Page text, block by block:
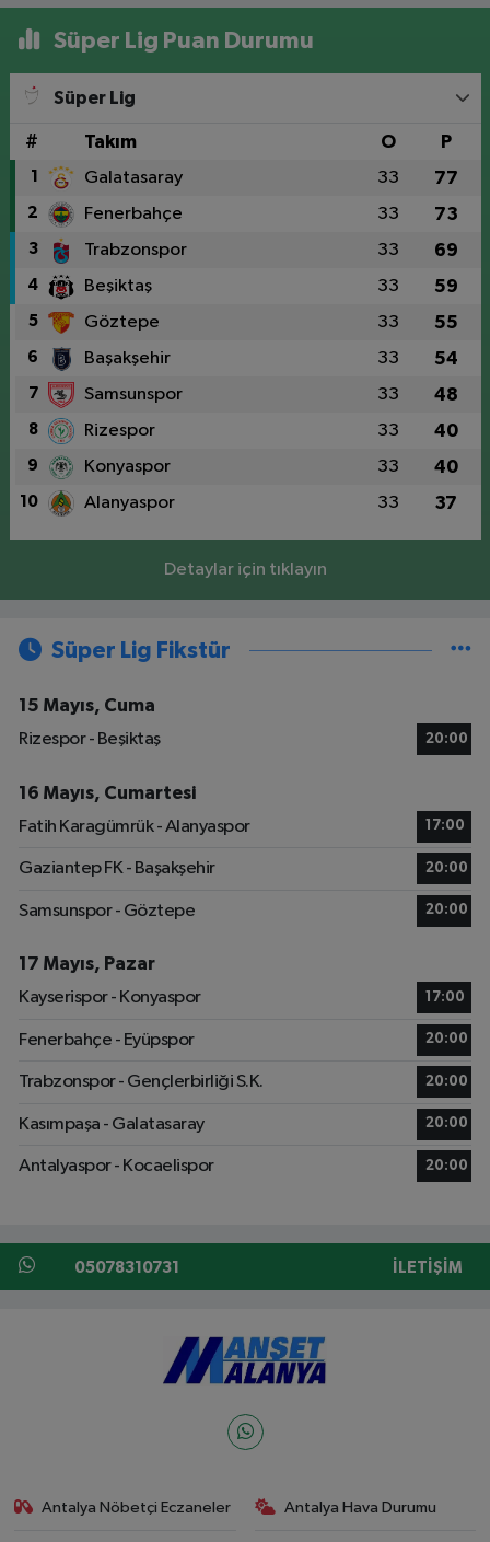
Süper Lig Puan Durumu
Süper Lig
# Takım O P
1 Galatasaray 33 77
2 Fenerbahçe 33 73
3 Trabzonspor 33 69
4 Beşiktaş 33 59
5 Göztepe 33 55
6 Başakşehir 33 54
7 Samsunspor 33 48
8 Rizespor 33 40
9 Konyaspor 33 40
10 Alanyaspor 33 37
Detaylar için tıklayın
Süper Lig Fikstür
15 Mayıs, Cuma
Rizespor - Beşiktaş
20:00
16 Mayıs, Cumartesi
Fatih Karagümrük - Alanyaspor
17:00
Gaziantep FK - Başakşehir 20:00
Samsunspor - Göztepe 20:00
17 Mayıs, Pazar
Kayserispor - Konyaspor
17:00
Fenerbahçe - Eyüpspor 20:00
Trabzonspor - Gençlerbirliği S.K. 20:00
Kasımpaşa - Galatasaray 20:00
Antalyaspor - Kocaelispor 20:00
05078310731 İLETIŞIM
Antalya Nöbetçi Eczaneler Antalya Hava Durumu